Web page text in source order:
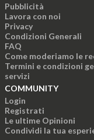
Pubblicità
Lavora con noi
Privacy
Condizioni Generali
FAQ
Come moderiamo le
Termini e condizioni
servizi
COMMUNITY
Login
Registrati
Le ultime Opinioni
Condividi la tua